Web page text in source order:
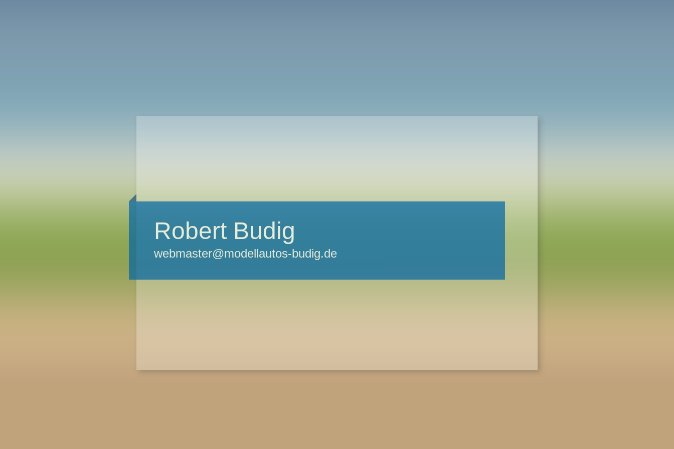
Robert Budig
webmaster@modellautos-budig.de